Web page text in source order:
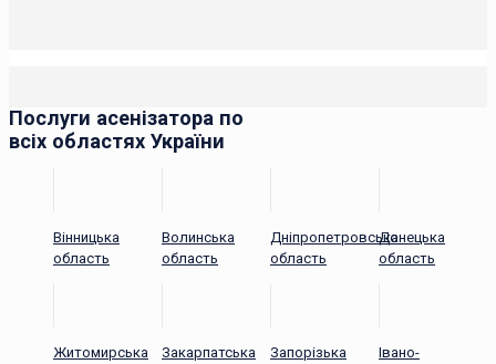
Послуги асенізатора по
всіх областях України
Вінницька
область
Волинська
область
Дніпропетровська
область
Донецька
область
Житомирська
Закарпатська
Запорізька
Івано-